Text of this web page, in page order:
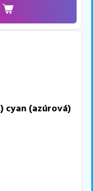
cyan (azúrová)